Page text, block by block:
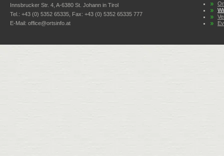
Innsbrucker Str. 4, A-6380 St. Johann in Tirol
Tel.: +43 (0) 5352 65335, Fax: +43 (0) 5352 65335 777
E-Mail: office@ortsinfo.at